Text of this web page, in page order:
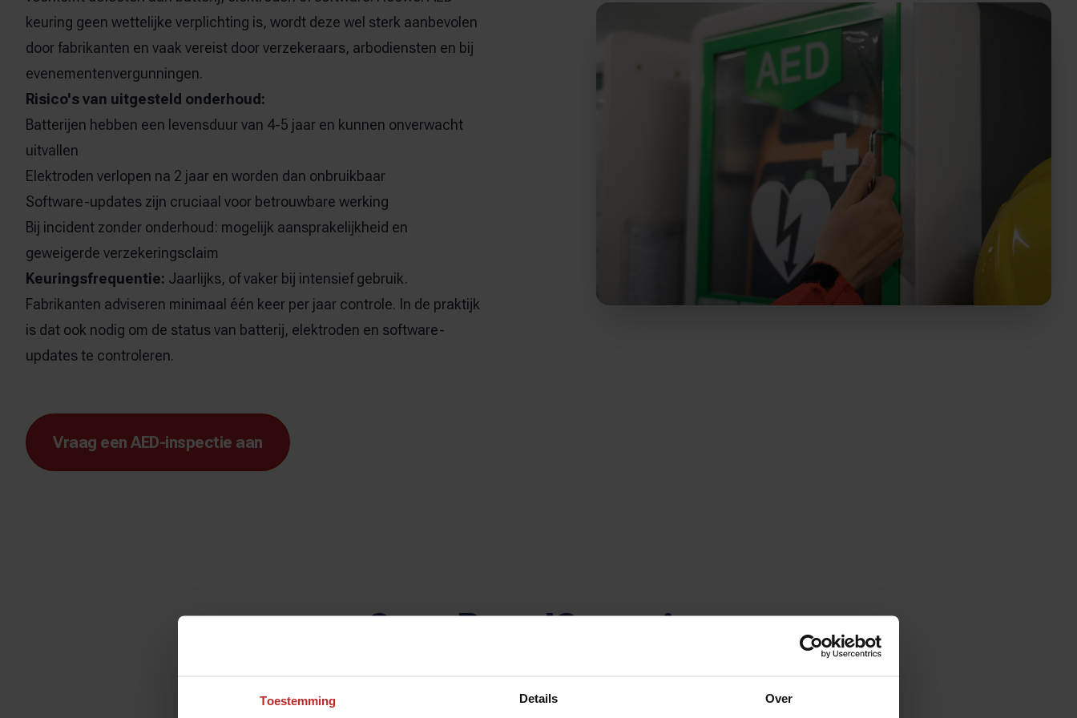
Toestemming Details Over
keuring geen wettelijke verplichting is, wordt deze wel sterk aanbevolen
door fabrikanten en vaak vereist door verzekeraars, arbodiensten en bij
evenementenvergunningen.
Risico's van uitgesteld onderhoud:
Batterijen hebben een levensduur van 4-5 jaar en kunnen onverwacht
uitvallen
Elektroden verlopen na 2 jaar en worden dan onbruikbaar
Software-updates zijn cruciaal voor betrouwbare werking
Bij incident zonder onderhoud: mogelijk aansprakelijkheid en
geweigerde verzekeringsclaim
Keuringsfrequentie: Jaarlijks, of vaker bij intensief gebruik.
Fabrikanten adviseren minimaal één keer per jaar controle. In de praktijk
is dat ook nodig om de status van batterij, elektroden en software-
updates te controleren.
Vraag een AED-inspectie aan
Onze BrandGaranties
Wij streven altijd naar vertrouwen en een glasheldere communicatie.